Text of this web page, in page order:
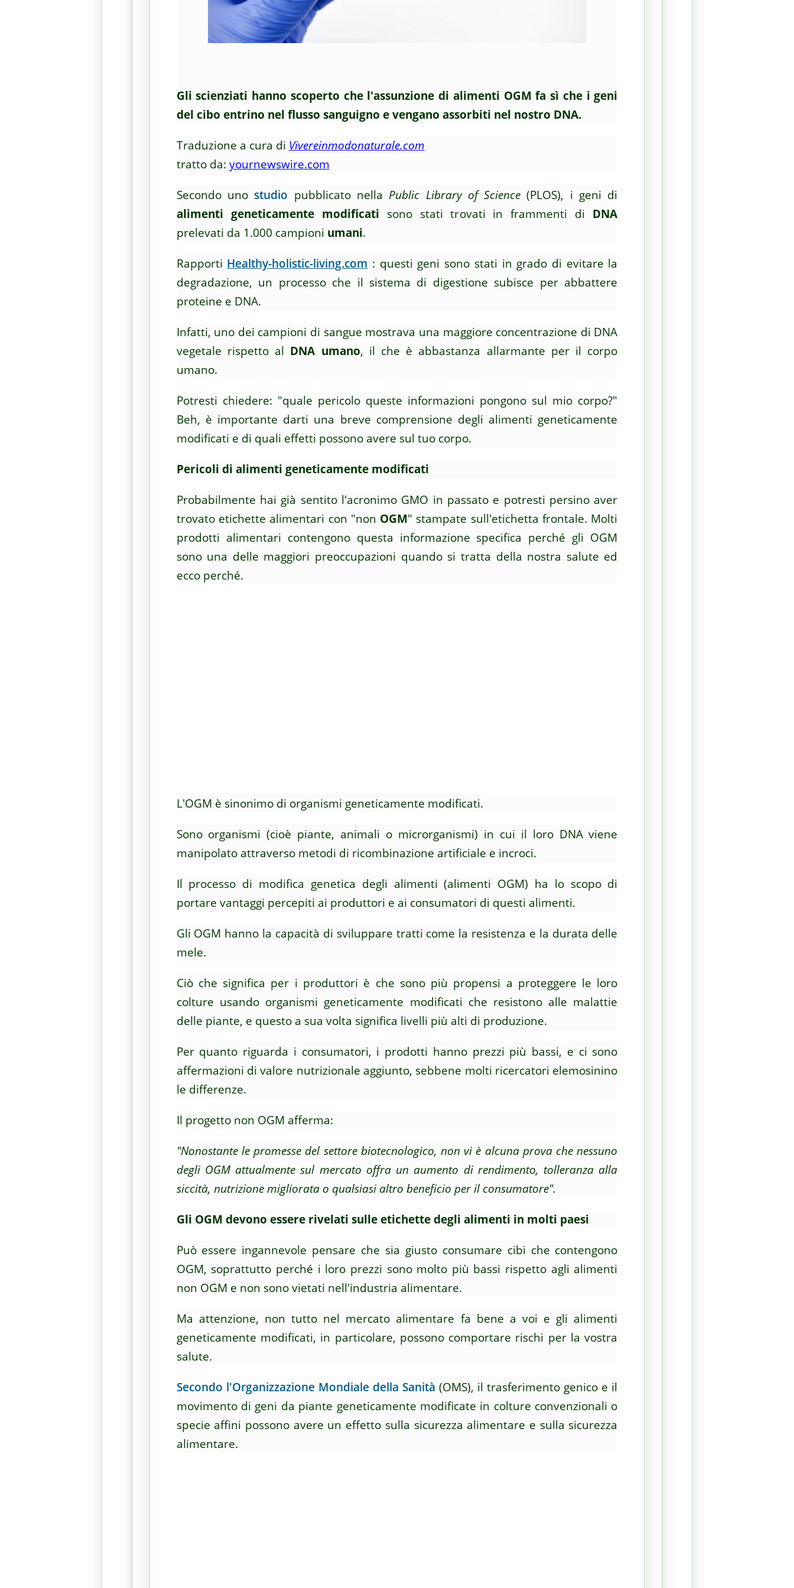
Gli scienziati hanno scoperto che l'assunzione di alimenti OGM fa sì che i geni
del cibo entrino nel flusso sanguigno e vengano assorbiti nel nostro DNA.
Traduzione a cura di Vivereinmodonaturale.com
tratto da: yournewswire.com
Secondo uno studio pubblicato nellaPublic Library of Science (PLOS), i geni di
alimenti geneticamente modificati sono stati trovati in frammenti di DNA
prelevati da 1.000 campioni umani.
Rapporti Healthy-holistic-living.com : questi geni sono stati in grado di evitare la
degradazione, un processo che il sistema di digestione subisce per abbattere
proteine ​​e DNA.
Infatti, uno dei campioni di sangue mostrava una maggiore concentrazione di DNA
vegetale rispetto al DNA umano, il che è abbastanza allarmante per il corpo
umano.
Potresti chiedere: "quale pericolo queste informazioni pongono sul mio corpo?"
Beh, è ​​importante darti una breve comprensione degli alimenti geneticamente
modificati e di quali effetti possono avere sul tuo corpo.
Pericoli di alimenti geneticamente modificati
Probabilmente hai già sentito l'acronimo GMO in passato e potresti persino aver
trovato etichette alimentari con "non OGM" stampate sull'etichetta frontale. Molti
prodotti alimentari contengono questa informazione specifica perché gli OGM
sono una delle maggiori preoccupazioni quando si tratta della nostra salute ed
ecco perché.
L'OGM è sinonimo di organismi geneticamente modificati.
Sono organismi (cioè piante, animali o microrganismi) in cui il loro DNA viene
manipolato attraverso metodi di ricombinazione artificiale e incroci.
Il processo di modifica genetica degli alimenti (alimenti OGM) ha lo scopo di
portare vantaggi percepiti ai produttori e ai consumatori di questi alimenti.
Gli OGM hanno la capacità di sviluppare tratti come la resistenza e la durata delle
mele.
Ciò che significa per i produttori è che sono più propensi a proteggere le loro
colture usando organismi geneticamente modificati che resistono alle malattie
delle piante, e questo a sua volta significa livelli più alti di produzione.
Per quanto riguarda i consumatori, i prodotti hanno prezzi più bassi, e ci sono
affermazioni di valore nutrizionale aggiunto, sebbene molti ricercatori elemosinino
le differenze.
Il progetto non OGM afferma:
"Nonostante le promesse del settore biotecnologico, non vi è alcuna prova che nessuno
degli OGM attualmente sul mercato offra un aumento di rendimento, tolleranza alla
siccità, nutrizione migliorata o qualsiasi altro beneficio per il consumatore".
Gli OGM devono essere rivelati sulle etichette degli alimenti in molti paesi
Può essere ingannevole pensare che sia giusto consumare cibi che contengono
OGM, soprattutto perché i loro prezzi sono molto più bassi rispetto agli alimenti
non OGM e non sono vietati nell'industria alimentare.
Ma attenzione, non tutto nel mercato alimentare fa bene a voi e gli alimenti
geneticamente modificati, in particolare, possono comportare rischi per la vostra
salute.
Secondo l'Organizzazione Mondiale della Sanità (OMS), il trasferimento genico e il
movimento di geni da piante geneticamente modificate in colture convenzionali o
specie affini possono avere un effetto sulla sicurezza alimentare e sulla sicurezza
alimentare.